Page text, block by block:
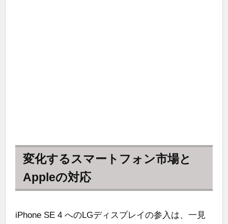
変化するスマートフォン市場と
Appleの対応
iPhone SE 4 へのLGディスプレイの参入は、一見